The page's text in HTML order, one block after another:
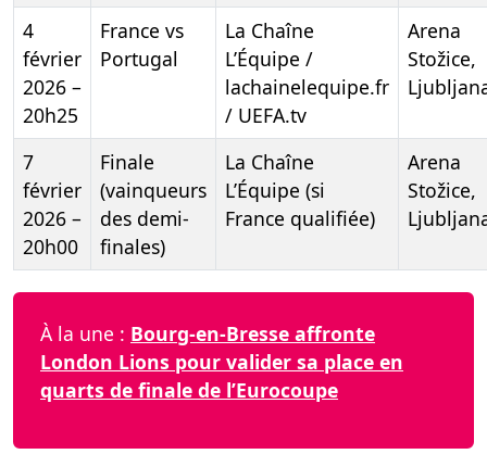
4
février
2026 –
20h25
France vs
Portugal
La Chaîne
L’Équipe /
lachainelequipe.fr
/ UEFA.tv
Arena
Stožice,
7
février
2026 –
20h00
Finale
(vainqueurs
des demi-
finales)
La Chaîne
L’Équipe (si
France qualifiée)
Arena
Stožice,
À la une : Bourg-en-Bresse affronte
London Lions pour valider sa place en
quarts de finale de l’Eurocoupe